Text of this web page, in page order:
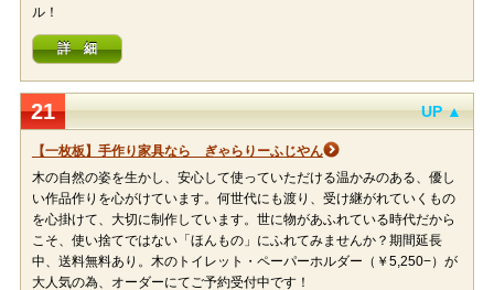
ル！
詳 細
21 UP ▲
【一枚板】手作り家具なら ぎゃらりーふじやん
木の自然の姿を生かし、安心して使っていただける温かみのある、優し
い作品作りを心がけています。何世代にも渡り、受け継がれていくもの
を心掛けて、大切に制作しています。世に物があふれている時代だから
こそ、使い捨てではない「ほんもの」にふれてみませんか？期間延長
中、送料無料あり。木のトイレット・ペーパーホルダー（￥5,250−）が
大人気の為、オーダーにてご予約受付中です！